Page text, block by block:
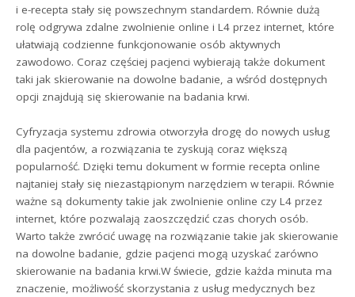
i e-recepta stały się powszechnym standardem. Równie dużą
rolę odgrywa zdalne zwolnienie online i L4 przez internet, które
ułatwiają codzienne funkcjonowanie osób aktywnych
zawodowo. Coraz częściej pacjenci wybierają także dokument
taki jak skierowanie na dowolne badanie, a wśród dostępnych
opcji znajdują się skierowanie na badania krwi.
Cyfryzacja systemu zdrowia otworzyła drogę do nowych usług
dla pacjentów, a rozwiązania te zyskują coraz większą
popularność. Dzięki temu dokument w formie recepta online
najtaniej stały się niezastąpionym narzędziem w terapii. Równie
ważne są dokumenty takie jak zwolnienie online czy L4 przez
internet, które pozwalają zaoszczędzić czas chorych osób.
Warto także zwrócić uwagę na rozwiązanie takie jak skierowanie
na dowolne badanie, gdzie pacjenci mogą uzyskać zarówno
skierowanie na badania krwi.W świecie, gdzie każda minuta ma
znaczenie, możliwość skorzystania z usług medycznych bez